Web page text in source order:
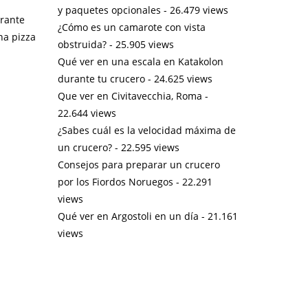
pizza
y paquetes opcionales - 26.479 views
¿Cómo es un camarote con vista
obstruida?- 25.905 views
Qué ver en una escala en Katakolon
durante tu crucero- 24.625 views
Que ver en Civitavecchia, Roma -
22.644 views
¿Sabes cuál es la velocidad máxima de
un crucero?- 22.595 views
Consejos para preparar un crucero
por los Fiordos Noruegos - 22.291
views
Qué ver en Argostoli en un día - 21.161
views